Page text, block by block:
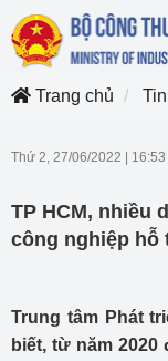
Trang chủ
Thứ 2, 27/06/2022 16:53
TP HCM, nhiều
công nghiệp hỗ
Trung tâm Phát
biết, từ năm